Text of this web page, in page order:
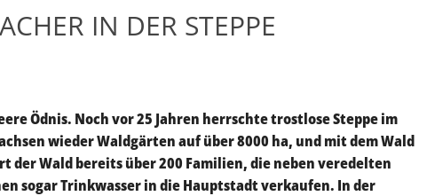
IN DER STEPPE
Ödnis. Noch vor 25 Jahren herrschte trostlose Steppe im
wieder Waldgärten auf über 8000 ha, und mit dem Wald
der Wald bereits über 200 Familien, die neben veredelten
sogar Trinkwasser in die Hauptstadt verkaufen. In der